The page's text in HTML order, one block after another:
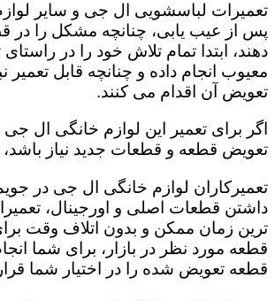
تعمیرات لباسشویی ال جی و سایر
پس از عیب یابی، چنانچه مشکل را
دهند، ابتدا تمام تلاش خود را در
معیوب انجام داده و چنانچه قابل تعمیر
تعویض آن اقدام می کنند.
اگر برای تعمیر این لوازم خانگی ال
تعویض قطعه و قطعات جدید نیاز باشد،
تعمیرکاران لوازم خانگی ال جی در جویم
داشتن قطعات اصلی و اورجینال،
ترین زمان ممکن و بدون اتلاف وقت
قطعه مورد نظر در بازار، برای شما
قطعه تعویض شده را در اختیار شما